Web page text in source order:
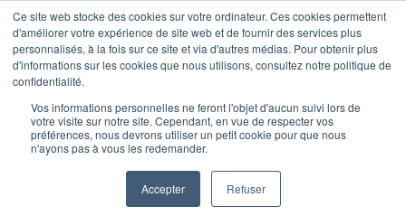
Ce site web stocke des cookies sur votre ordinateur. Ces cookies permettent
d'améliorer votre expérience de site web et de fournir des services plus
personnalisés, à la fois sur ce site et via d'autres médias. Pour obtenir plus
d'informations sur les cookies que nous utilisons, consultez notre politique de
confidentialité.
Vos informations personnelles ne feront l'objet d'aucun suivi lors de
votre visite sur notre site. Cependant, en vue de respecter vos
préférences, nous devrons utiliser un petit cookie pour que nous
n'ayons pas à vous les redemander.
Accepter Refuser
Vous hésitez à vous
inscrire ? Venez
tester un atelier !